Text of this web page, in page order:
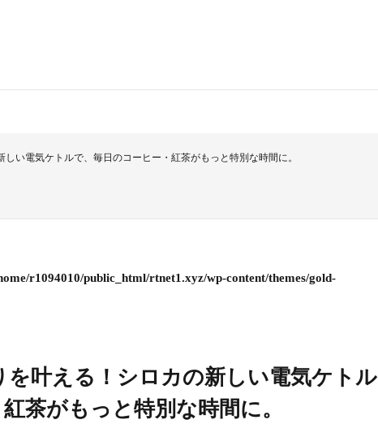
い電気ケトルで、毎日のコーヒー・紅茶がもっと特別な時間に。
r1094010/public_html/rtnet1.xyz/wp-content/themes/gold-
叶える！シロカの新しい電気ケトル
茶がもっと特別な時間に。